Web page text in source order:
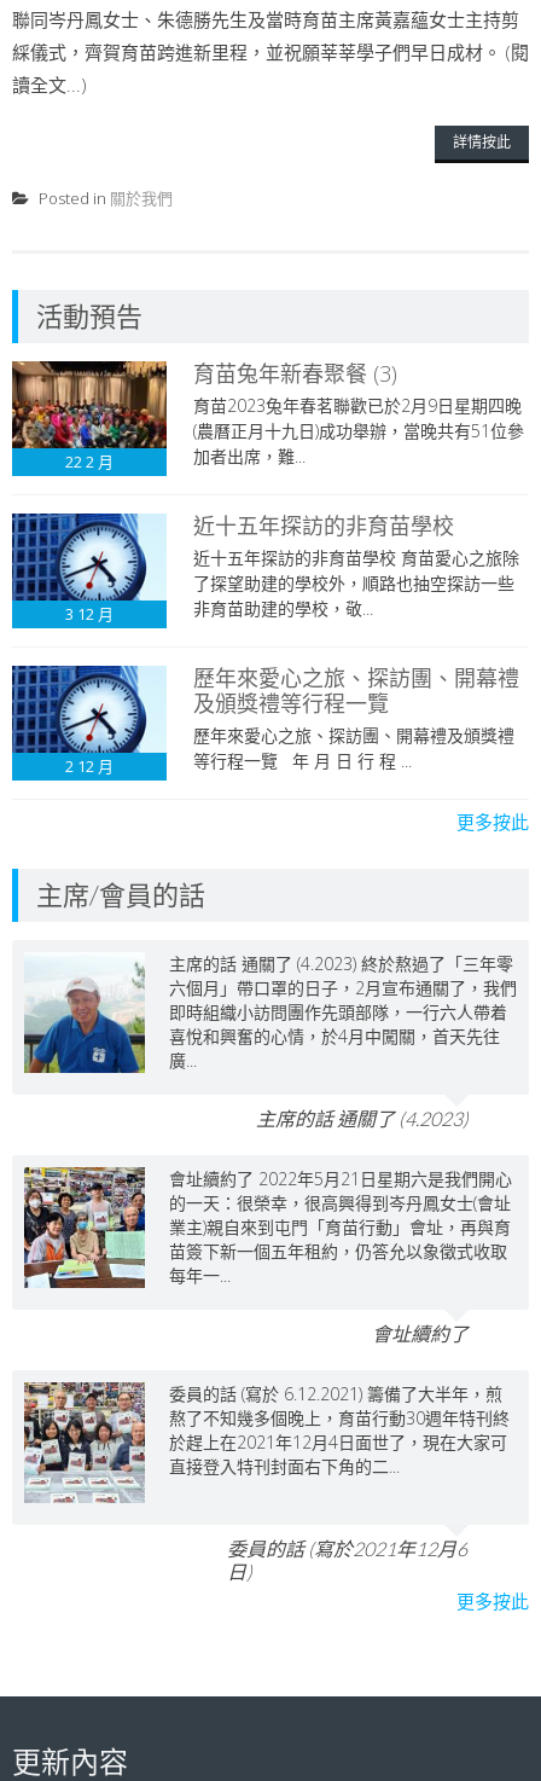
聯同岑丹鳳女士、朱德勝先生及當時育苗主席黃嘉蘊女士主持剪
綵儀式，齊賀育苗跨進新里程，並祝願莘莘學子們早日成材。 (閱
讀全文...)
詳情按此
Posted in 關於我們
活動預告
222 月
育苗兔年新春聚餐 (3)
育苗2023兔年春茗聯歡已於2月9日星期四晚
(農曆正月十九日)成功舉辦，當晚共有51位參
加者出席，難...
3 12 月
近十五年探訪的非育苗學校
近十五年探訪的非育苗學校 育苗愛心之旅除
了探望助建的學校外，順路也抽空探訪一些
非育苗助建的學校，敬...
2 12 月
歷年來愛心之旅、探訪團、開幕禮
及頒獎禮等行程一覽
歷年來愛心之旅、探訪團、開幕禮及頒獎禮
等行程一覽 年 月 日 行 程 ...
更多按此
主席/會員的話
主席的話 通關了 (4.2023) 終於熬過了「三年零
六個月」帶口罩的日子，2月宣布通關了，我們
即時組織小訪問團作先頭部隊，一行六人帶着
喜悅和興奮的心情，於4月中闖關，首天先往
廣...
主席的話 通關了 (4.2023)
會址續約了 2022年5月21日星期六是我們開心
的一天：很榮幸，很高興得到岑丹鳳女士(會址
業主)親自來到屯門「育苗行動」會址，再與育
苗簽下新一個五年租約，仍答允以象徵式收取
每年一...
會址續約了
委員的話 (寫於 6.12.2021) 籌備了大半年，煎
熬了不知幾多個晚上，育苗行動30週年特刊終
於趕上在2021年12月4日面世了，現在大家可
直接登入特刊封面右下角的二...
委員的話 (寫於2021年12月6
日)
更多按此
更新內容